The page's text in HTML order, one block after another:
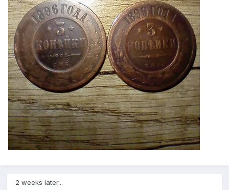
2 weeks later...